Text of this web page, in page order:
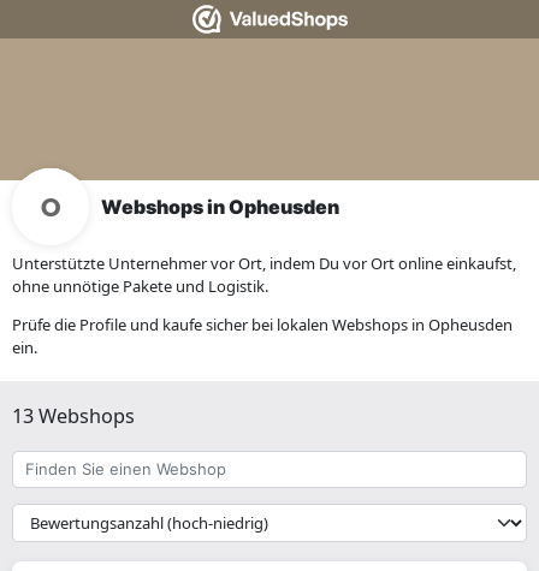
Webshops in Opheusden
Unterstützte Unternehmer vor Ort, indem Du vor Ort online einkaufst,
ohne unnötige Pakete und Logistik.
Prüfe die Profile und kaufe sicher bei lokalen Webshops in Opheusden
ein.
13 Webshops
Finden
Sie
einen
Webshop
{{
__('Sort')
}}